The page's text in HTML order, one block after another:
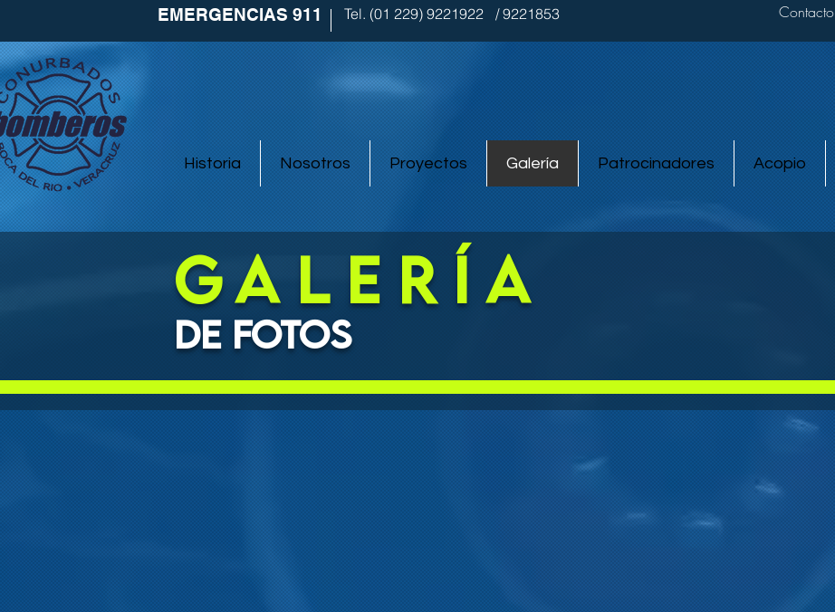
EMERGENCIAS 911 Tel. (01 229) 9221922 / 9221853 Contacto
Historia Nosotros Proyectos Galería Patrocinadores Acopio
Galería
de fotos